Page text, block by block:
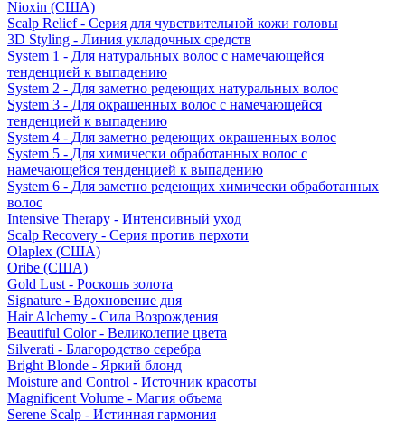
Nioxin (США)
Scalp Relief - Серия для чувствительной кожи головы
3D Styling - Линия укладочных средств
System 1 - Для натуральных волос с намечающейся
тенденцией к выпадению
System 2 - Для заметно редеющих натуральных волос
System 3 - Для окрашенных волос с намечающейся
тенденцией к выпадению
System 4 - Для заметно редеющих окрашенных волос
System 5 - Для химически обработанных волос с
намечающейся тенденцией к выпадению
System 6 - Для заметно редеющих химически обработанных
волос
Intensive Therapy - Интенсивный уход
Scalp Recovery - Серия против перхоти
Olaplex (США)
Oribe (США)
Gold Lust - Роскошь золота
Signature - Вдохновение дня
Hair Alchemy - Сила Возрождения
Beautiful Color - Великолепие цвета
Silverati - Благородство серебра
Bright Blonde - Яркий блонд
Moisture and Control - Источник красоты
Magnificent Volume - Магия объема
Serene Scalp - Истинная гармония